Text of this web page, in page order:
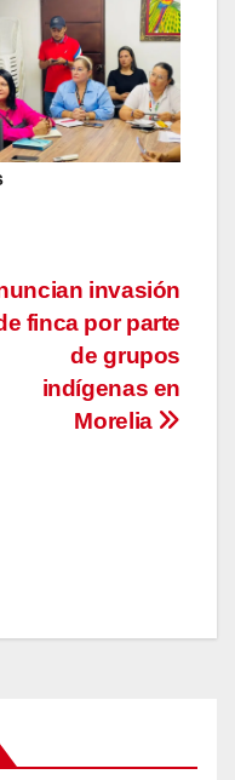
invasión
finca por parte
de grupos
indígenas en
Morelia